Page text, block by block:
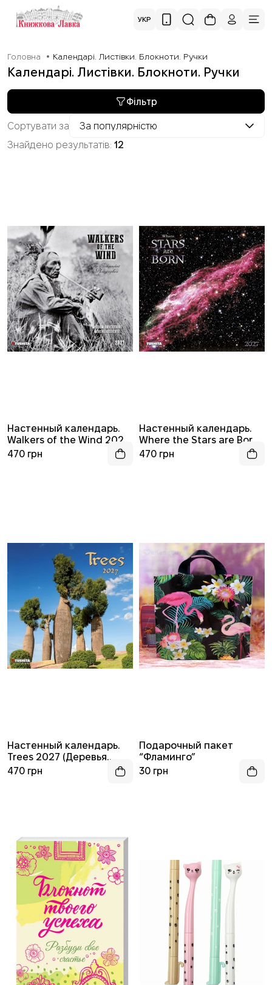
УКР
Головна Календарі. Листівки. Блокноти. Ручки
Календарі. Листівки. Блокноти. Ручки
Знайдено результатів: 12
Сортувати за За популярністю
Фільтр
Настенный календарь.
Walkers of the Wind 2027
(Гуляющие по ветру
470 грн
Настенный календарь.
Where the Stars are Born
2027 (Где рождаются
470 грн
Настенный календарь.
Trees 2027 (Деревья
2027)
470 грн
Подарочный пакет
“Фламинго”
30 грн